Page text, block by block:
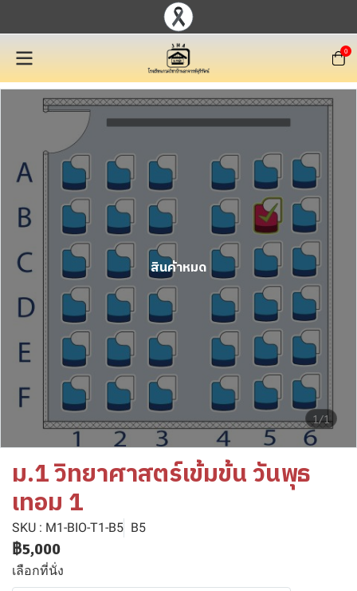
0
1/1
สินค้าหมด
ม.1 วิทยาศาสตร์เข้มข้น วันพุธ
เทอม 1
SKU : M1-BIO-T1-B5 B5
฿5,000
เลือกที่นั่ง